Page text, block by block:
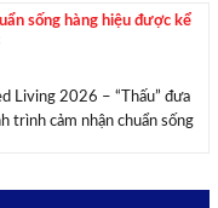
sống hàng hiệu được kể
Living 2026 – “Thấu” đưa
trình cảm nhận chuẩn sống